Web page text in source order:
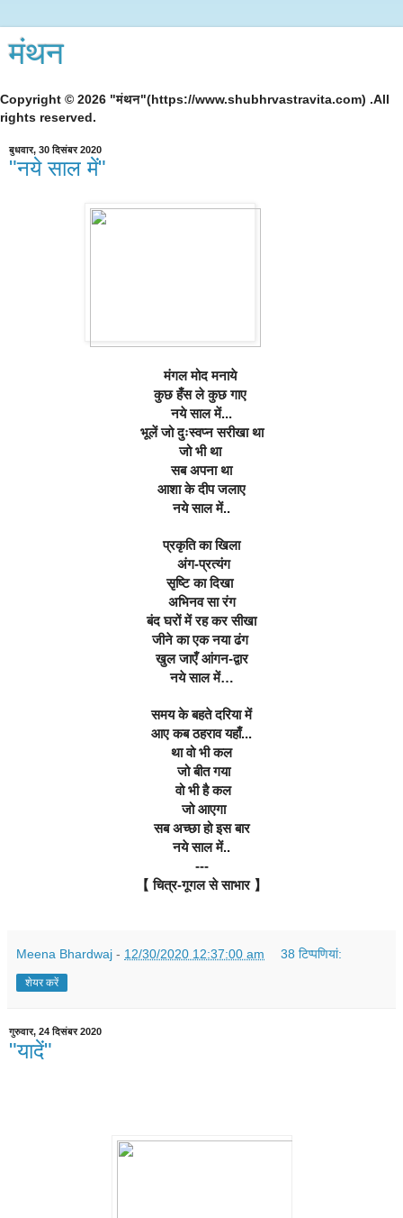
मंथन
Copyright © 2026 "मंथन"(https://www.shubhrvastravita.com) .All
rights reserved.
बुधवार, 30 दिसंबर 2020
"नये साल में"
मंगल मोद मनाये
कुछ हँस ले कुछ गाए
नये साल में...
भूलें जो दुःस्वप्न सरीखा था
जो भी था
सब अपना था
आशा के दीप जलाए
नये साल में..
प्रकृति का खिला
अंग-प्रत्यंग
सृष्टि का दिखा
अभिनव सा रंग
बंद घरों में रह कर सीखा
जीने का एक नया ढंग
खुल जाएँ आंगन-द्वार
नये साल में…
समय के बहते दरिया में
आए कब ठहराव यहाँ...
था वो भी कल
जो बीत गया
वो भी है कल
जो आएगा
सब अच्छा हो इस बार
नये साल में..
---
【 चित्र-गूगल से साभार 】
Meena Bhardwaj - 12/30/2020 12:37:00 am 38 टिप्‍पणियां:
शेयर करें
गुरुवार, 24 दिसंबर 2020
"यादें"